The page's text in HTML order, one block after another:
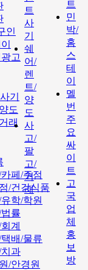
인
고
기
도
래
페/주점
/건강식품
학/학원
률
계
배/물류
과
/안경원
트
사
기
쉐
어/
렌
트/
양
도
사
고/
팔
고/
거
래
트
민
박/
홈
스
테
이
멜
번
주
요
싸
이
트
고
국
업
체
홍
보
방